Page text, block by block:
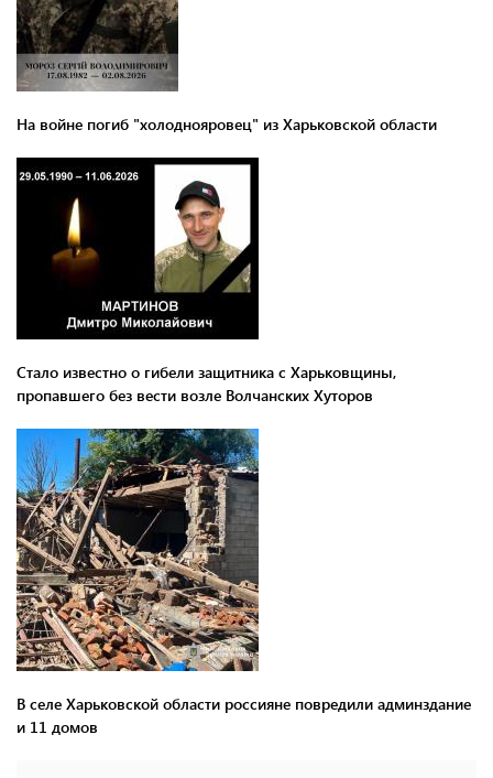
На войне погиб "холоднояровец" из Харьковской области
Стало известно о гибели защитника с Харьковщины,
пропавшего без вести возле Волчанских Хуторов
В селе Харьковской области россияне повредили админздание
и 11 домов